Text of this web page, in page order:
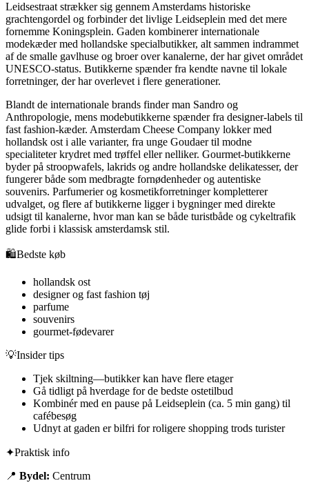
Leidsestraat strækker sig gennem Amsterdams historiske
grachtengordel og forbinder det livlige Leidseplein med det mere
fornemme Koningsplein. Gaden kombinerer internationale
modekæder med hollandske specialbutikker, alt sammen indrammet
af de smalle gavlhuse og broer over kanalerne, der har givet området
UNESCO-status. Butikkerne spænder fra kendte navne til lokale
forretninger, der har overlevet i flere generationer.
Blandt de internationale brands finder man Sandro og
Anthropologie, mens modebutikkerne spænder fra designer-labels til
fast fashion-kæder. Amsterdam Cheese Company lokker med
hollandsk ost i alle varianter, fra unge Goudaer til modne
specialiteter krydret med trøffel eller nelliker. Gourmet-butikkerne
byder på stroopwafels, lakrids og andre hollandske delikatesser, der
fungerer både som medbragte fornødenheder og autentiske
souvenirs. Parfumerier og kosmetikforretninger kompletterer
udvalget, og flere af butikkerne ligger i bygninger med direkte
udsigt til kanalerne, hvor man kan se både turistbåde og cykeltrafik
glide forbi i klassisk amsterdamsk stil.
🛍️Bedste køb
hollandsk ost
designer og fast fashion tøj
parfume
souvenirs
gourmet-fødevarer
💡Insider tips
Tjek skiltning—butikker kan have flere etager
Gå tidligt på hverdage for de bedste ostetilbud
Kombinér med en pause på Leidseplein (ca. 5 min gang) til
cafébesøg
Udnyt at gaden er bilfri for roligere shopping trods turister
✦Praktisk info
📍 Bydel: Centrum